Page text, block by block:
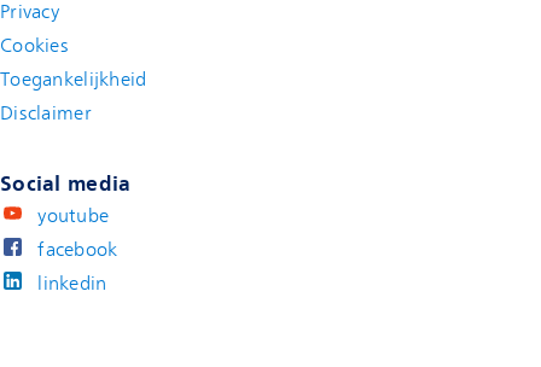
Privacy
Cookies
Toegankelijkheid
Disclaimer(new window)
Social media
youtube
facebook
linkedin